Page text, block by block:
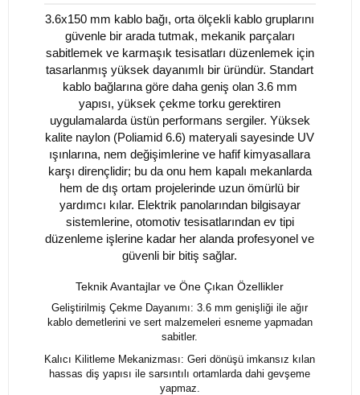
3.6x150 mm kablo bağı, orta ölçekli kablo gruplarını
güvenle bir arada tutmak, mekanik parçaları
sabitlemek ve karmaşık tesisatları düzenlemek için
tasarlanmış yüksek dayanımlı bir üründür. Standart
kablo bağlarına göre daha geniş olan 3.6 mm
yapısı, yüksek çekme torku gerektiren
uygulamalarda üstün performans sergiler. Yüksek
kalite naylon (Poliamid 6.6) materyali sayesinde UV
ışınlarına, nem değişimlerine ve hafif kimyasallara
karşı dirençlidir; bu da onu hem kapalı mekanlarda
hem de dış ortam projelerinde uzun ömürlü bir
yardımcı kılar. Elektrik panolarından bilgisayar
sistemlerine, otomotiv tesisatlarından ev tipi
düzenleme işlerine kadar her alanda profesyonel ve
güvenli bir bitiş sağlar.
Teknik Avantajlar ve Öne Çıkan Özellikler
Geliştirilmiş Çekme Dayanımı: 3.6 mm genişliği ile ağır
kablo demetlerini ve sert malzemeleri esneme yapmadan
sabitler.
Kalıcı Kilitleme Mekanizması: Geri dönüşü imkansız kılan
hassas diş yapısı ile sarsıntılı ortamlarda dahi gevşeme
yapmaz.